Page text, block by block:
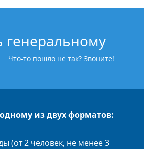
генеральному
Что-то пошло не так? Звоните!
из двух форматов:
(от 2 человек, не менее 3